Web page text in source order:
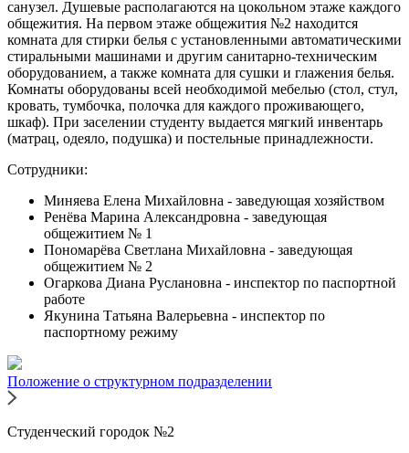
санузел. Душевые располагаются на цокольном этаже каждого
общежития. На первом этаже общежития №2 находится
комната для стирки белья с установленными автоматическими
стиральными машинами и другим санитарно-техническим
оборудованием, а также комната для сушки и глажения белья.
Комнаты оборудованы всей необходимой мебелью (стол, стул,
кровать, тумбочка, полочка для каждого проживающего,
шкаф). При заселении студенту выдается мягкий инвентарь
(матрац, одеяло, подушка) и постельные принадлежности.
Сотрудники:
Миняева Елена Михайловна - заведующая хозяйством
Ренёва Марина Александровна - заведующая
общежитием № 1
Пономарёва Светлана Михайловна - заведующая
общежитием № 2
Огаркова Диана Руслановна - инспектор по паспортной
работе
Якунина Татьяна Валерьевна - инспектор по
паспортному режиму
Положение о структурном подразделении
Cтуденческий городок №2